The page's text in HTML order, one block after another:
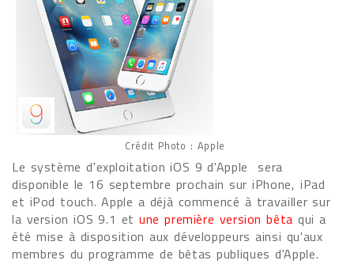
Crédit Photo : Apple
Le système d'exploitation iOS 9 d'Apple sera
disponible le 16 septembre prochain sur iPhone, iPad
et iPod touch. Apple a déjà commencé à travailler sur
la version iOS 9.1 etune première version bêta qui a
été mise à disposition aux développeurs ainsi qu'aux
membres du programme de bêtas publiques d'Apple.